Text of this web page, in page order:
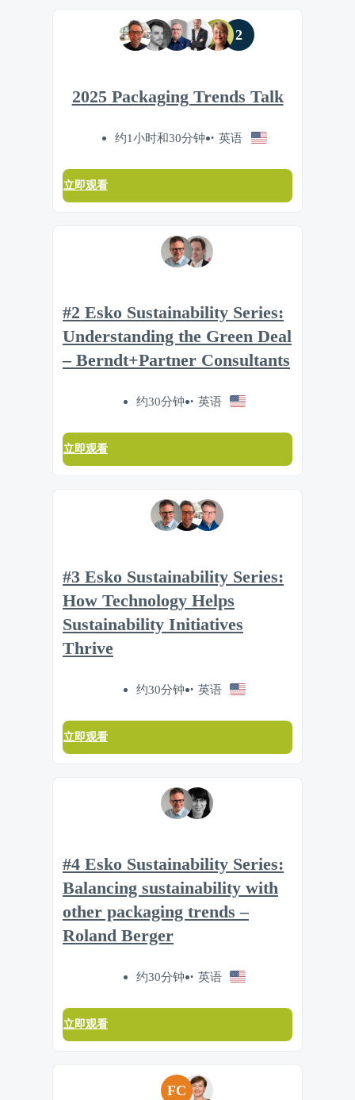
2
2025 Packaging Trends Talk
约1小时和30分钟 英语
立即观看
#2 Esko Sustainability Series:
Understanding the Green Deal
– Berndt+Partner Consultants
约30分钟 英语
立即观看
#3 Esko Sustainability Series:
How Technology Helps
Sustainability Initiatives
Thrive
约30分钟 英语
立即观看
#4 Esko Sustainability Series:
Balancing sustainability with
other packaging trends –
Roland Berger
约30分钟 英语
立即观看
FC